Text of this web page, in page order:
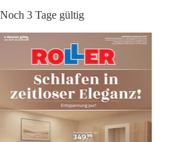
Noch 3 Tage gültig